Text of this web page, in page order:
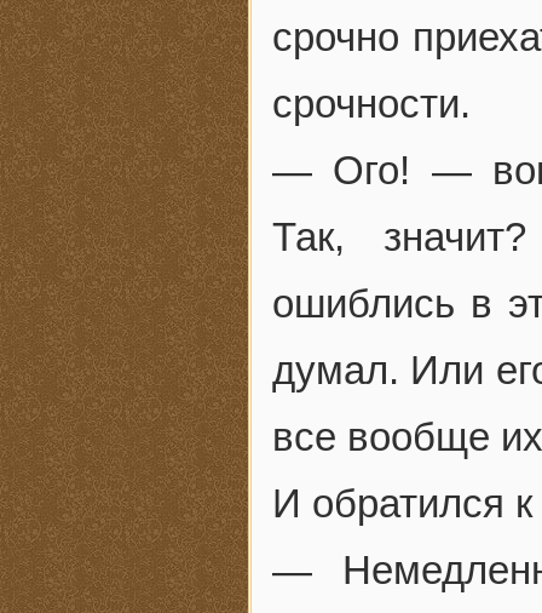
срочно
срочности.
— Ого! —
Так,
ошиблись в
думал. Или
все вообще
И обратился
—